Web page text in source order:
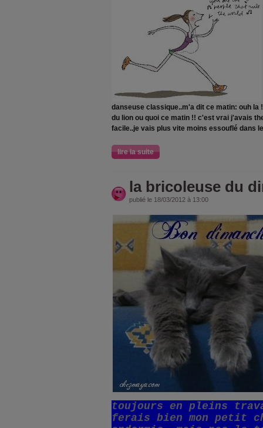
danseuse classique..m'a dit ce matin: ouh la
du lion ou quoi ce matin !! c'est vrai j'avais
facile..je vais plus vite moins essouflé dans
lire la suite
la bricoleuse du
publié le 18/03/2012 à 13:00
toujours en pleins
ferais bien mon petit